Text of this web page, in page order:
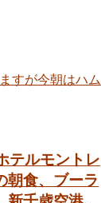
すが今朝はハム
テルモントレ
朝食、ブーラ